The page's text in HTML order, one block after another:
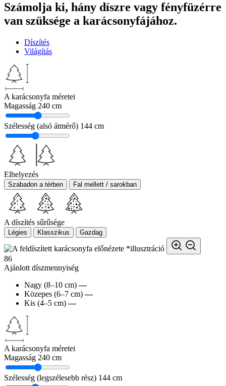
Számolja ki, hány díszre vagy fényfüzérre
van szüksége a karácsonyfájához.
Díszítés
Világítás
A karácsonyfa méretei
Magasság 240 cm
Szélesség (alsó átmérő) 144 cm
Elhelyezés
Szabadon a térben Fal mellett / sarokban
A díszítés sűrűsége
Légies Klasszikus Gazdag
*illusztráció
86
Ajánlott díszmennyiség
Nagy (8–10 cm) —
Közepes (6–7 cm) —
Kis (4–5 cm) —
A karácsonyfa méretei
Magasság 240 cm
Szélesség (legszélesebb rész) 144 cm